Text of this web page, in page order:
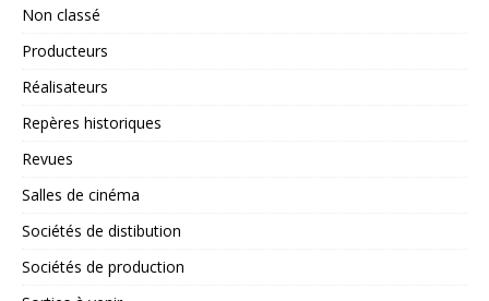
Non classé
Producteurs
Réalisateurs
Repères historiques
Revues
Salles de cinéma
Sociétés de distibution
Sociétés de production